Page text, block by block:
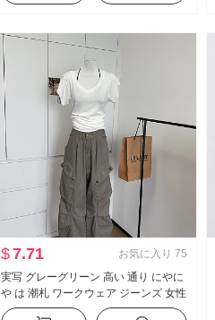
$7.71 お気に入り 75
実写 グレーグリーン 高い 通り にやに
や は 潮札 ワークウェア ジーンズ 女性
アメリカンスタイル ヴィンテージ ル